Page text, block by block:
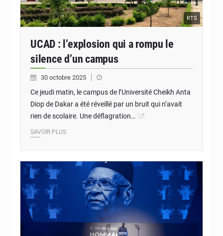
RTS
UCAD : l’explosion qui a rompu le
silence d’un campus
30 octobre 2025
Ce jeudi matin, le campus de l’Université Cheikh Anta
Diop de Dakar a été réveillé par un bruit qui n’avait
rien de scolaire. Une déflagration…
SAVOIR PLUS